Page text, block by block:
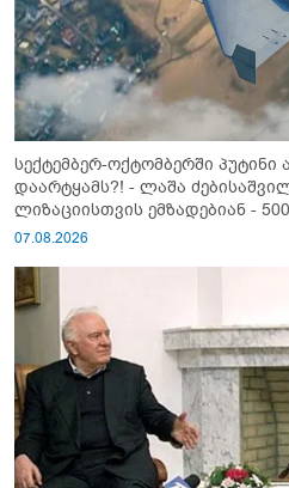
სექტემბერ-ოქტომბერში
დაარტყამს?! - ლაშა
ლიზაციისთვის ემზადებიან -
გაიწვიონ ომში"
07.08.2026